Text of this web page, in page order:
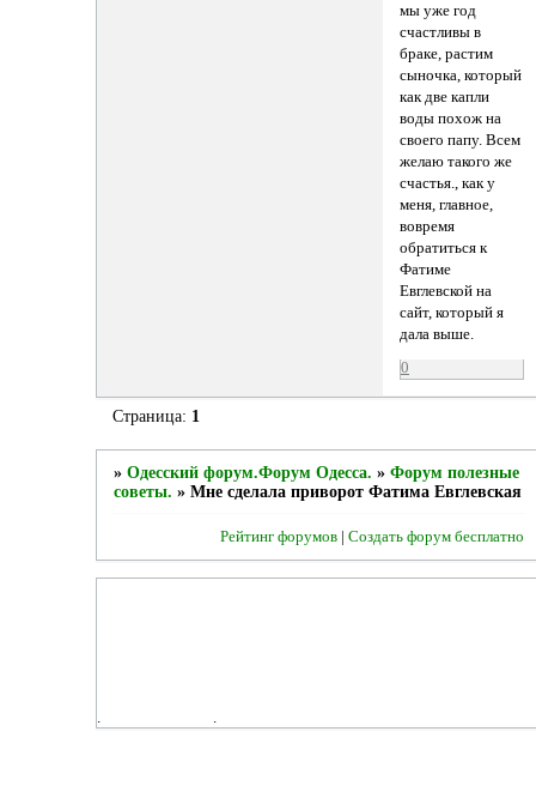
мы уже год
счастливы в
браке, растим
сыночка, который
как две капли
воды похож на
своего папу. Всем
желаю такого же
счастья., как у
меня, главное,
вовремя
обратиться к
Фатиме
Евглевской на
сайт, который я
дала выше.
0
Страница: 1
» Одесский форум.Форум Одесса. » Форум полезные
советы. » Мне сделала приворот Фатима Евглевская
Рейтинг форумов |Создать форум бесплатно
. .